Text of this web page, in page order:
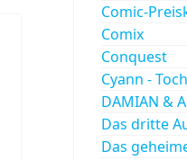
Comic-
Comix
Conquest
Cyann -
DAMIAN &
Das dritte
Das